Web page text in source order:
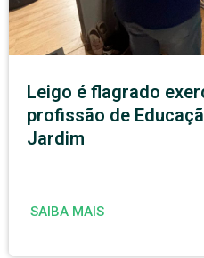
Leigo é flagrado
profissão de
Jardim
SAIBA MAIS